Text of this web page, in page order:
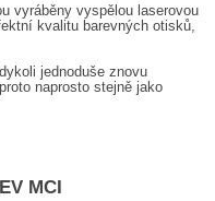
vyráběny vyspělou laserovou
kvalitu barevných otisků,
jednoduše znovu
naprosto stejně jako
MCI